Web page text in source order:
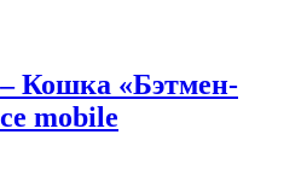
Кошка «Бэтмен-
mobile